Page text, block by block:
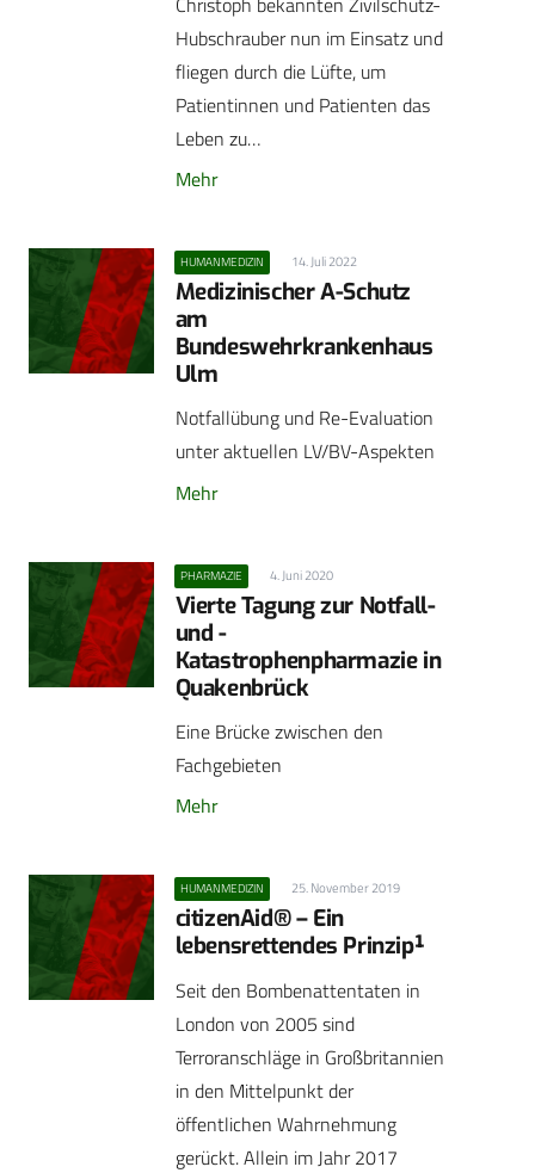
Hubschrauber nun im Einsatz und
fliegen durch die Lüfte, um
Patientinnen und Patienten das
Leben zu…
Mehr
HUMANMEDIZIN 14. Juli 2022
Medizinischer A-Schutz
am
Bundeswehrkrankenhaus
Ulm
Notfallübung und Re-Evaluation
unter aktuellen LV/BV-Aspekten
Mehr
PHARMAZIE 4. Juni 2020
Vierte Tagung zur Notfall-
und ­
Katastrophenpharmazie in
Quakenbrück
Eine Brücke zwischen den
Fachgebieten
Mehr
HUMANMEDIZIN 25. November 2019
citizenAid® – Ein
lebensrettendes Prinzip¹
Seit den Bombenattentaten in
London von 2005 sind
Terroranschläge in Großbritannien
in den Mittelpunkt der
öffentlichen Wahrnehmung
gerückt. Allein im Jahr 2017